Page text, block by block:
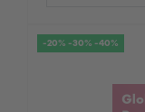
-20% -30% -40%